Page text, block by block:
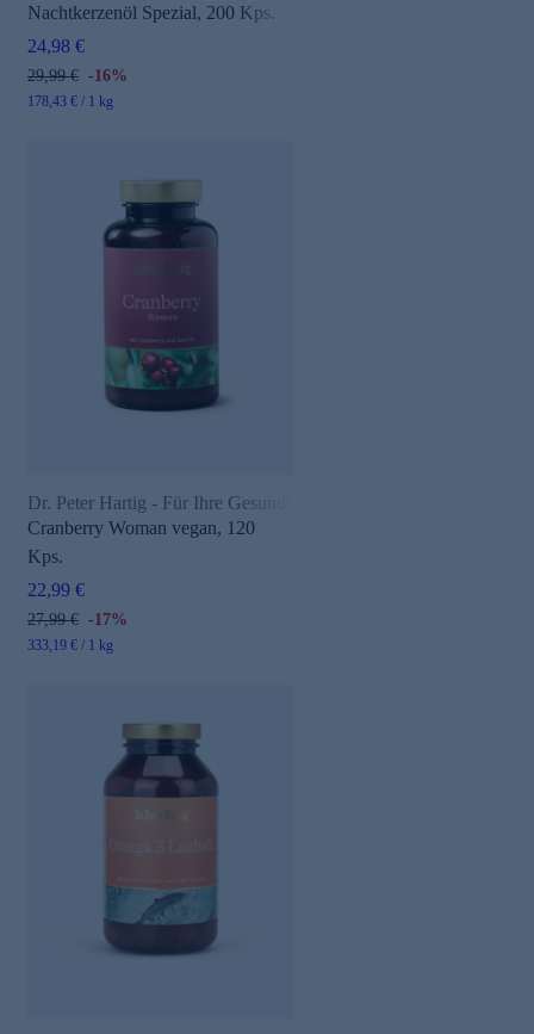
Nachtkerzenöl Spezial, 200 Kps.
24,98 €
29,99 € -16%
178,43 € / 1 kg
Dr. Peter Hartig - Für Ihre Gesundheit
Cranberry Woman vegan, 120
Kps.
22,99 €
27,99 € -17%
333,19 € / 1 kg